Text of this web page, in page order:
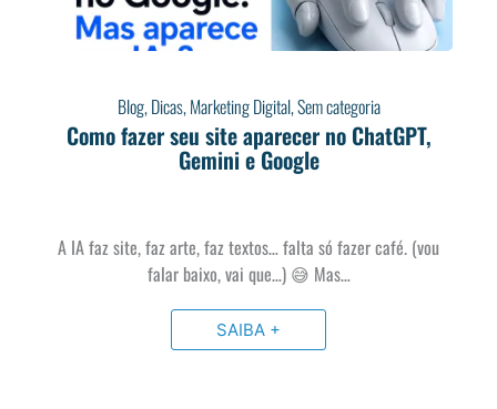
Blog,Dicas,Marketing Digital,Sem categoria
Como fazer seu site aparecer no ChatGPT,
Gemini e Google
A IA faz site, faz arte, faz textos… falta só fazer café. (vou
falar baixo, vai que…) 😅 Mas…
SAIBA +